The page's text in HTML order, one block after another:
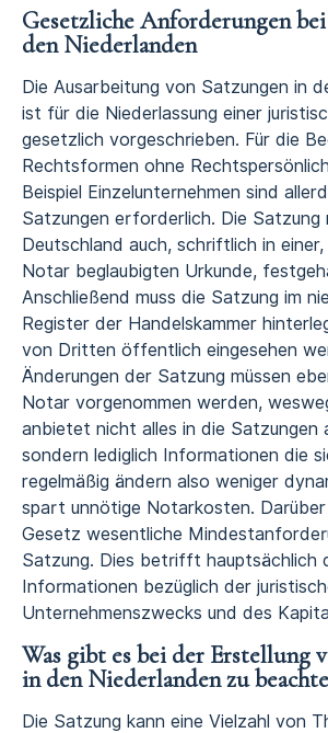
Gesetzliche Anforderungen
den Niederlanden
Die Ausarbeitung von Satzungen in
ist für die Niederlassung einer
gesetzlich vorgeschrieben. Für die
Rechtsformen ohne
Beispiel Einzelunternehmen sind
Satzungen erforderlich. Die Satzung
Deutschland auch, schriftlich in
Notar beglaubigten Urkunde,
Anschließend muss die Satzung im
Register der Handelskammer
von Dritten öffentlich eingesehen
Änderungen der Satzung müssen
Notar vorgenommen werden,
anbietet nicht alles in die Satzungen
sondern lediglich Informationen die
regelmäßig ändern also weniger
spart unnötige Notarkosten.
Gesetz wesentliche
Satzung. Dies betrifft hauptsächlich
Informationen bezüglich der
Unternehmenszwecks und des
Was gibt es bei der Erstellung
in den Niederlanden zu
Die Satzung kann eine Vielzahl von